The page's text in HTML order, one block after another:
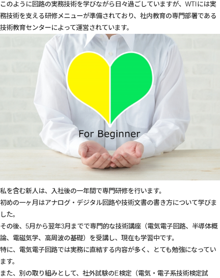
このように回路の実務技術を学びながら日々過ごしていますが、WTIには実
務技術を支える研修メニューが準備されており、社内教育の専門部署である
技術教育センターによって運営されています。
私を含む新人は、入社後の一年間で専門研修を行います。
初めの一ヶ月はアナログ・デジタル回路や技術文書の書き方について学びま
した。
その後、5月から翌年3月までで専門的な技術講座（電気電子回路、半導体概
論、電磁気学、高周波の基礎）を受講し、現在も学習中です。
特に、電気電子回路では実務に直結する内容が多く、とても勉強になってい
ます。
また、別の取り組みとして、社外試験のE検定（電気・電子系技術検定試